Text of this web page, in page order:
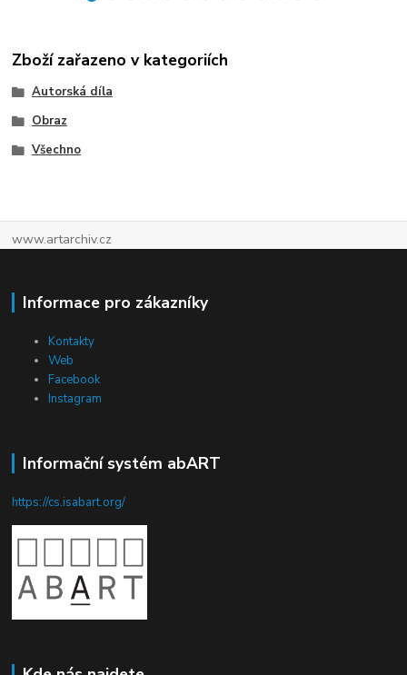
Zboží zařazeno v kategoriích
Autorská díla
Obraz
Všechno
www.artarchiv.cz
Informace pro zákazníky
Kontakty
Web
Facebook
Instagram
Informační systém abART
https://cs.isabart.org/